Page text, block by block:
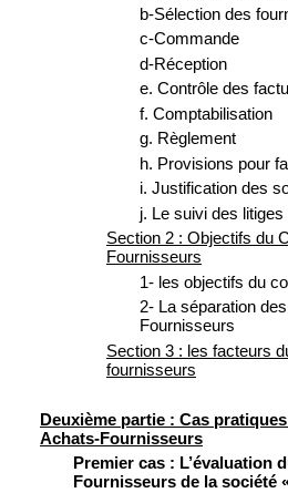
b-Sélection des
c-Commande
d-Réception
e. Contrôle des
f. Comptabilisation
g. Règlement
h. Provisions pour
i. Justification des
j. Le suivi des litiges
Section 2 : Objectifs du
Fournisseurs
1- les objectifs du
2- La séparation
Fournisseurs
Section 3 : les facteurs
fournisseurs
Deuxième partie : Cas
Achats-Fournisseurs
Premier cas : L’évaluation
Fournisseurs de la société